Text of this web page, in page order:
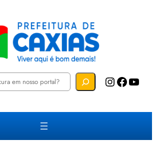
Instagram Facebook YouTube